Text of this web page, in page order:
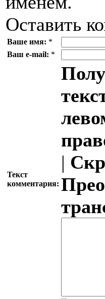
Оставить
Ваше имя: *
Ваш e-mail: *
Текст
комментария:
|